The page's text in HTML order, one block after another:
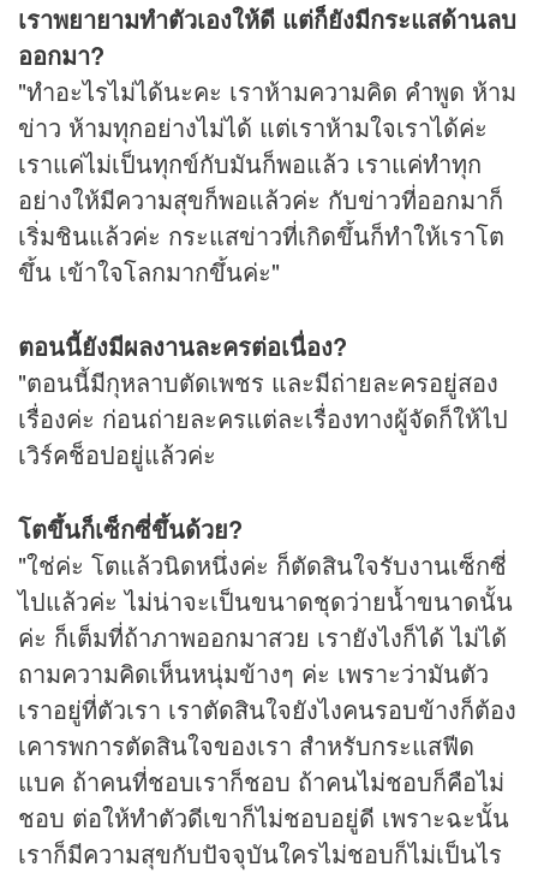
เราพยายามทำตัวเองให้ดี แต่ก็ยังมีกระแสด้านลบ
ออกมา?
"ทำอะไรไม่ได้นะคะ เราห้ามความคิด คำพูด ห้าม
ข่าว ห้ามทุกอย่างไม่ได้ แต่เราห้ามใจเราได้ค่ะ
เราแค่ไม่เป็นทุกข์กับมันก็พอแล้ว เราแค่ทำทุก
อย่างให้มีความสุขก็พอแล้วค่ะ กับข่าวที่ออกมาก็
เริ่มชินแล้วค่ะ กระแสข่าวที่เกิดขึ้นก็ทำให้เราโต
ขึ้น เข้าใจโลกมากขึ้นค่ะ"
ตอนนี้ยังมีผลงานละครต่อเนื่อง?
"ตอนนี้มีกุหลาบตัดเพชร และมีถ่ายละครอยู่สอง
เรื่องค่ะ ก่อนถ่ายละครแต่ละเรื่องทางผู้จัดก็ให้ไป
เวิร์คช็อปอยู่แล้วค่ะ
โตขึ้นก็เซ็กซี่ขึ้นด้วย?
"ใช่ค่ะ โตแล้วนิดหนึ่งค่ะ ก็ตัดสินใจรับงานเซ็กซี่
ไปแล้วค่ะ ไม่น่าจะเป็นขนาดชุดว่ายน้ำขนาดนั้น
ค่ะ ก็เต็มที่ถ้าภาพออกมาสวย เรายังไงก็ได้ ไม่ได้
ถามความคิดเห็นหนุ่มข้างๆ ค่ะ เพราะว่ามันตัว
เราอยู่ที่ตัวเรา เราตัดสินใจยังไงคนรอบข้างก็ต้อง
เคารพการตัดสินใจของเรา สำหรับกระแสฟีด
แบค ถ้าคนที่ชอบเราก็ชอบ ถ้าคนไม่ชอบก็คือไม่
ชอบ ต่อให้ทำตัวดีเขาก็ไม่ชอบอยู่ดี เพราะฉะนั้น
เราก็มีความสุขกับปัจจุบันใครไม่ชอบก็ไม่เป็นไร